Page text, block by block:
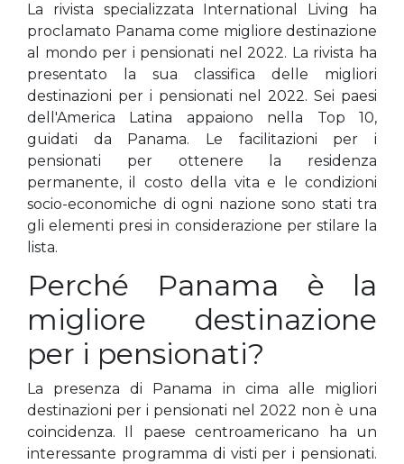
La rivista specializzata International Living ha
proclamato Panama come migliore destinazione
al mondo per i pensionati nel 2022. La rivista ha
presentato la sua classifica delle migliori
destinazioni per i pensionati nel 2022. Sei paesi
dell'America Latina appaiono nella Top 10,
guidati da Panama. Le facilitazioni per i
pensionati per ottenere la residenza
permanente, il costo della vita e le condizioni
socio-economiche di ogni nazione sono stati tra
gli elementi presi in considerazione per stilare la
lista.
Perché Panama è la
migliore destinazione
per i pensionati?
La presenza di Panama in cima alle migliori
destinazioni per i pensionati nel 2022 non è una
coincidenza. Il paese centroamericano ha un
interessante programma di visti per i pensionati.